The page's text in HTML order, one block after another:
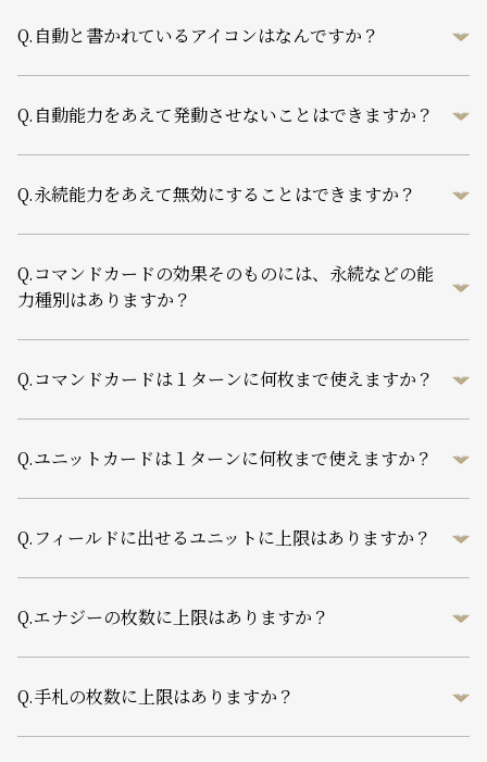
Q. 自動と書かれているアイコンはなんですか？
Q. 自動能力をあえて発動させないことはできますか？
Q.永続能力をあえて無効にすることはできますか？
Q.コマンドカードの効果そのものには、永続などの能
力種別はありますか？
Q.コマンドカードは１ターンに何枚まで使えますか？
Q.ユニットカードは１ターンに何枚まで使えますか？
Q. フィールドに出せるユニットに上限はありますか？
Q.エナジーの枚数に上限はありますか？
Q.手札の枚数に上限はありますか？